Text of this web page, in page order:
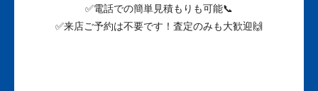
✅電話での簡単見積もりも可能📞
✅来店ご予約は不要です！査定のみも大歓迎🙌